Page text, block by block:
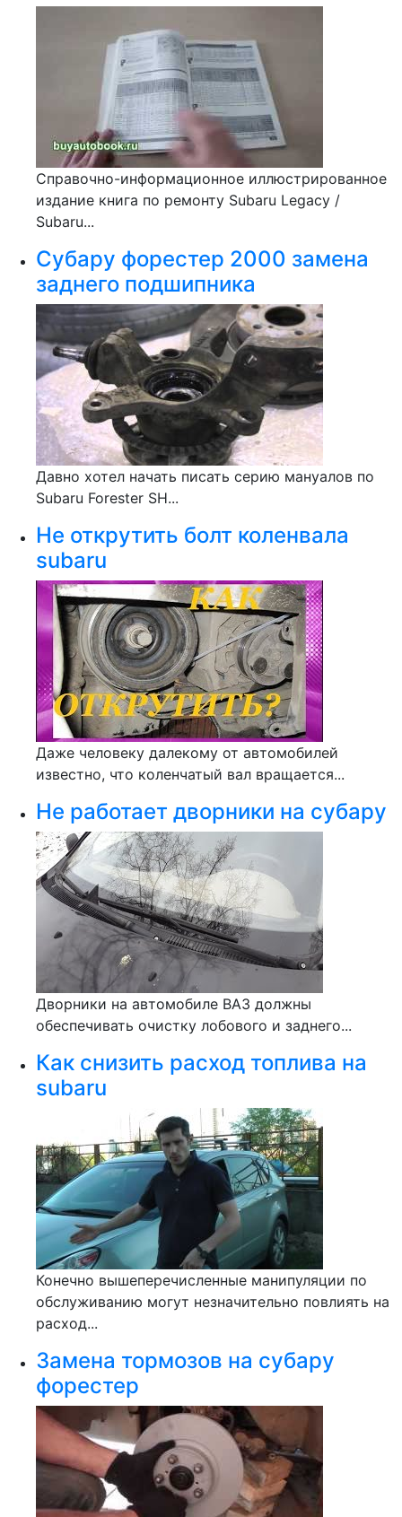
Справочно-информационное иллюстрированное
издание книга по ремонту Subaru Legacy /
Subaru...
Субару форестер 2000 замена
заднего подшипника
Давно хотел начать писать серию мануалов по
Subaru Forester SH...
Не открутить болт коленвала
subaru
Даже человеку далекому от автомобилей
известно, что коленчатый вал вращается...
Не работает дворники на субару
Дворники на автомобиле ВАЗ должны
обеспечивать очистку лобового и заднего...
Как снизить расход топлива на
subaru
Конечно вышеперечисленные манипуляции по
обслуживанию могут незначительно повлиять на
расход...
Замена тормозов на субару
форестер